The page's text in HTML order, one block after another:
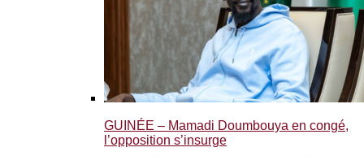
GUINÉE – Mamadi Doumbouya en congé,
l’opposition s’insurge